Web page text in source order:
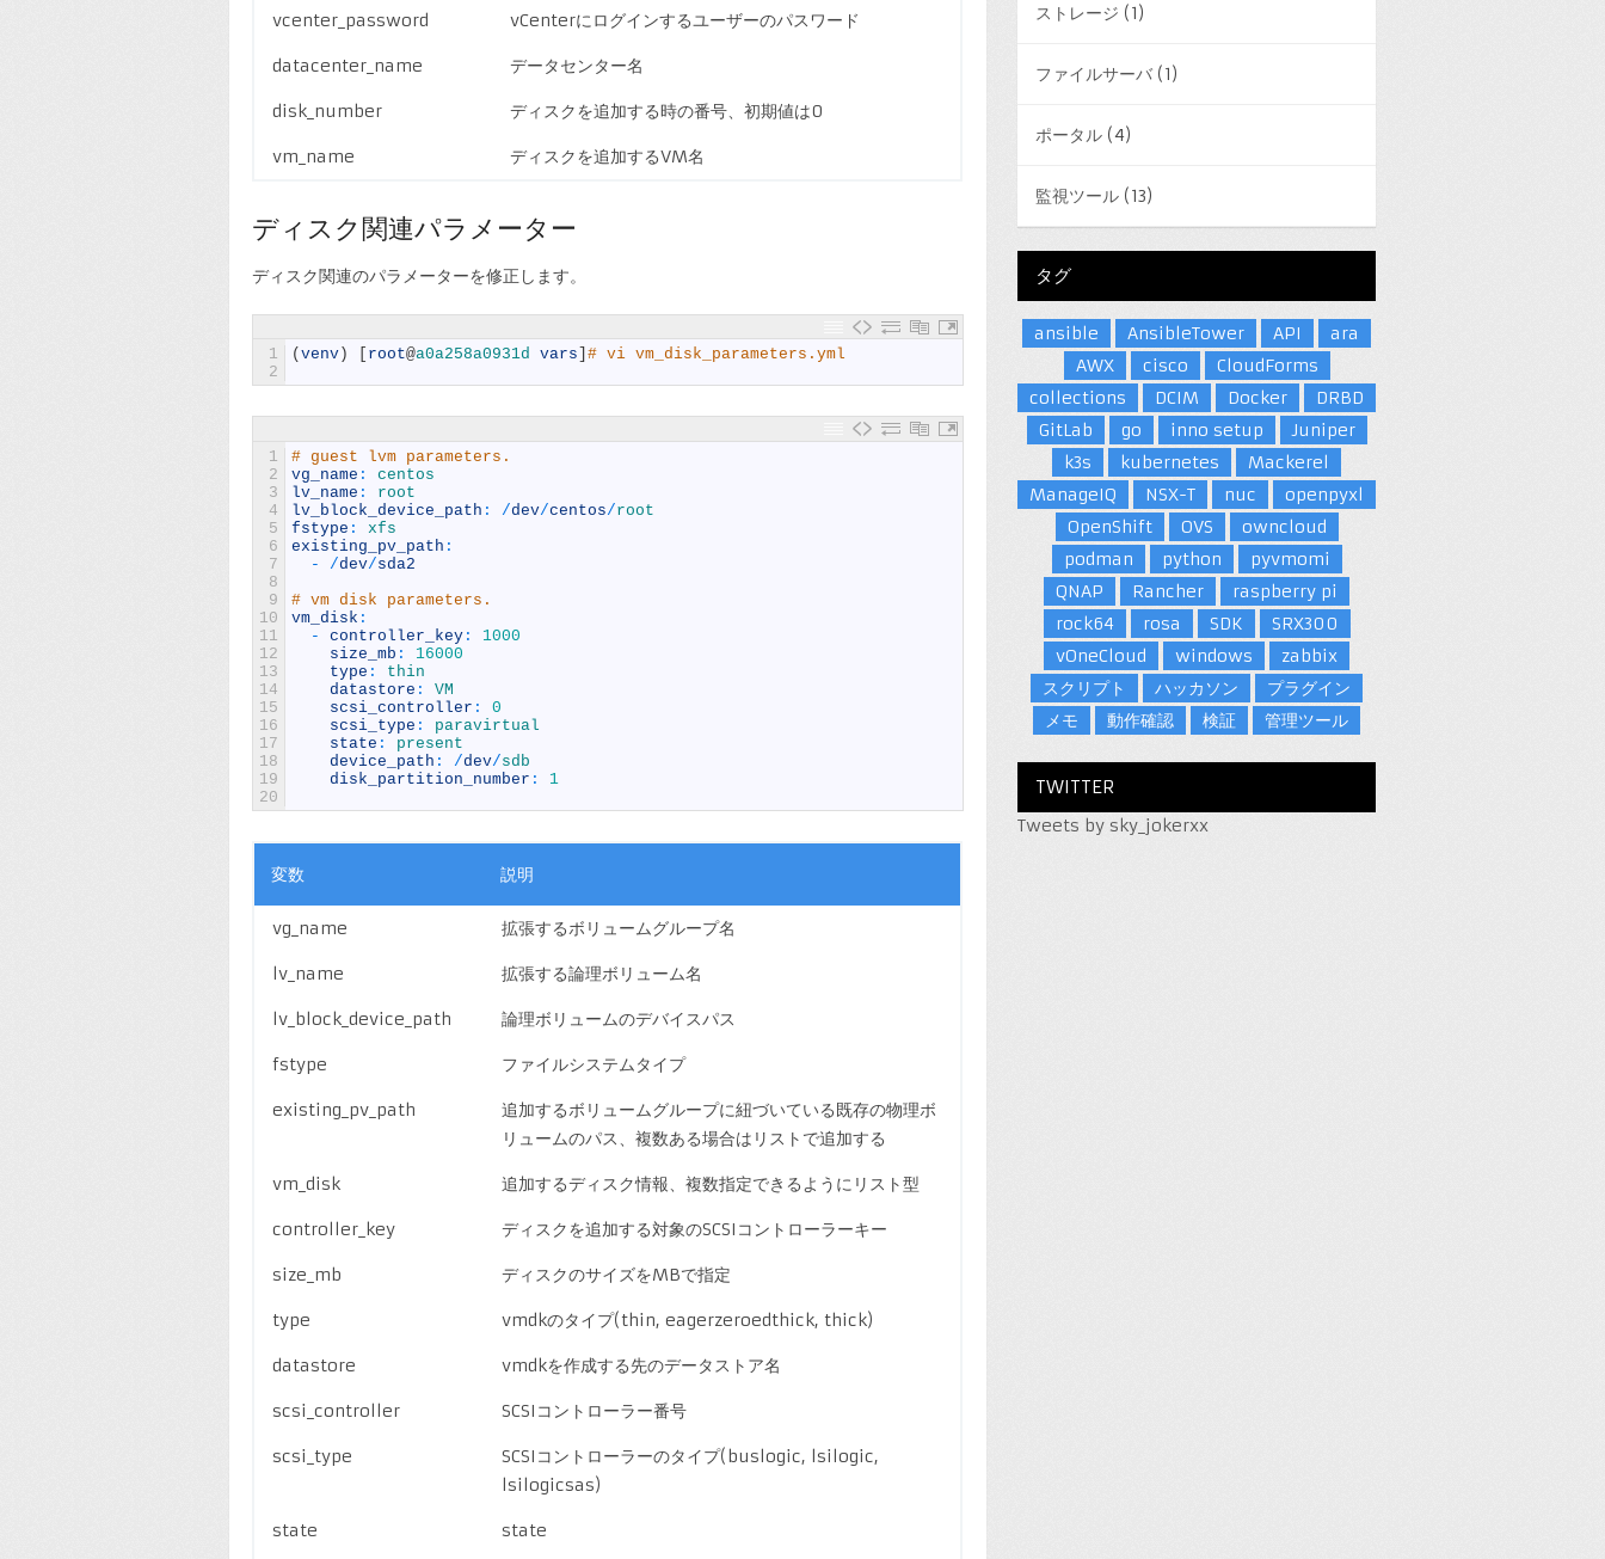
vcenter_password vCenterにログインするユーザーのパスワード
datacenter_name データセンター名
disk_number ディスクを追加する時の番号、初期値は0
vm_name ディスクを追加するVM名
ディスク関連パラメーター
ディスク関連のパラメーターを修正します。
1
2
( venv ) root@a0a258a0931d vars # vi vm_disk_parameters.yml
1
2
3
4
5
6
7
8
9
10
11
12
13
14
15
16
17
18
19
20
# guest lvm parameters.
vg_name :
centos
lv_name :
root
lv_block_device_path : /dev/centos/root
fstype :
xfs
existing_pv_path :
-
/dev/sda2
# vm disk parameters.
vm_disk :
-
controller_key :
1000
size_mb :
16000
type :
thin
datastore :
VM
scsi_controller :
0
scsi_type :
paravirtual
state :
present
device_path : /dev/sdb
disk_partition_number : 1
変数 説明
vg_name 拡張するボリュームグループ名
lv_name 拡張する論理ボリューム名
lv_block_device_path 論理ボリュームのデバイスパス
fstype ファイルシステムタイプ
existing_pv_path
追加するボリュームグループに紐づいている既存の物理ボ
リュームのパス、複数ある場合はリストで追加する
vm_disk 追加するディスク情報、複数指定できるようにリスト型
controller_key ディスクを追加する対象のSCSIコントローラーキー
size_mb ディスクのサイズをMBで指定
type vmdkのタイプ(thin, eagerzeroedthick, thick)
datastore vmdkを作成する先のデータストア名
scsi_controller SCSIコントローラー番号
scsi_type
SCSIコントローラーのタイプ(buslogic, lsilogic,
lsilogicsas)
state state
ストレージ (1)
ファイルサーバ(1)
ポータル (4)
監視ツール (13)
タグ
ansible AnsibleTower API
ara
AWX
cisco
CloudForms
collections
DCIM Docker
DRBD
GitLab
go inno setup
Juniper
k3s
kubernetes
Mackerel
ManageIQ
NSX-T nuc
openpyxl
OpenShift
OVS
owncloud
podman
python
pyvmomi
QNAP
Rancher
raspberry pi
rock64
rosa SDK
SRX300
vOneCloud
windows
zabbix
スクリプト
ハッカソン
プラグイン
メモ
動作確認 検証 管理ツール
TWITTER
Tweets by sky_jokerxx